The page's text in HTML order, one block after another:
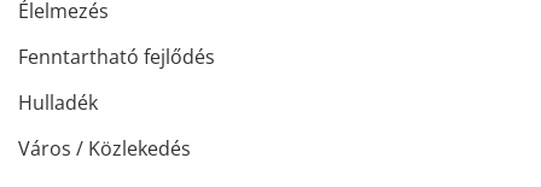
Élelmezés
Fenntartható fejlődés
Hulladék
Város / Közlekedés